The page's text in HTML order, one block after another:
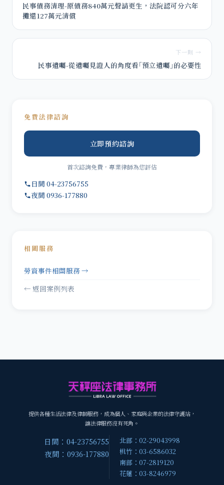
民事債務清理-原債務840萬元聲請更生，法院認可分六年
攤還127萬元清償
下一則 →
民事遺囑-從遺囑見證人的角度看｢預立遺囑｣的必要性
免費法律諮詢
立即預約諮詢
首次諮詢免費，專業律師為您評估
日間 04-23756755
夜間 0936-177880
相關服務
勞資事件相關服務 →
← 返回案例列表
提供各種生活法律及律師服務，成為個人、家庭與企業的法律守護站，
讓法律服務沒有死角。
日間：04-23756755
夜間：0936-177880
北部：02-29043998
桃竹：03-6586032
南部：07-2819120
花蓮：03-8246979